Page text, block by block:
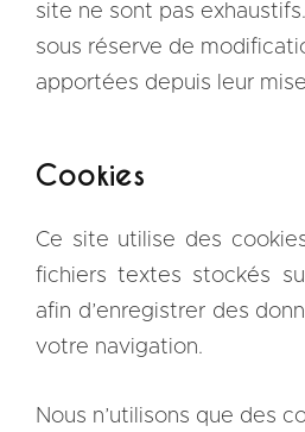
site ne sont pas
sous réserve de
apportées depuis leur
Cookies
Ce site utilise des
fichiers textes stockés
afin d’enregistrer des
votre navigation.
Nous n’utilisons que des